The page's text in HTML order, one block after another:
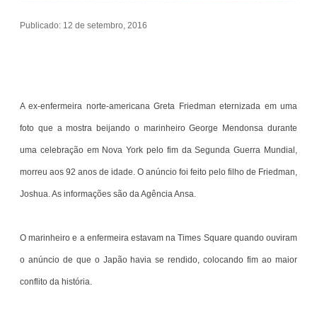
Publicado: 12 de setembro, 2016
A ex-enfermeira norte-americana Greta Friedman eternizada em uma
foto que a mostra beijando o marinheiro George Mendonsa durante
uma celebração em Nova York pelo fim da Segunda Guerra Mundial,
morreu aos 92 anos de idade. O anúncio foi feito pelo filho de Friedman,
Joshua. As informações são da Agência Ansa.
O marinheiro e a enfermeira estavam na Times Square quando ouviram
o anúncio de que o Japão havia se rendido, colocando fim ao maior
conflito da história.